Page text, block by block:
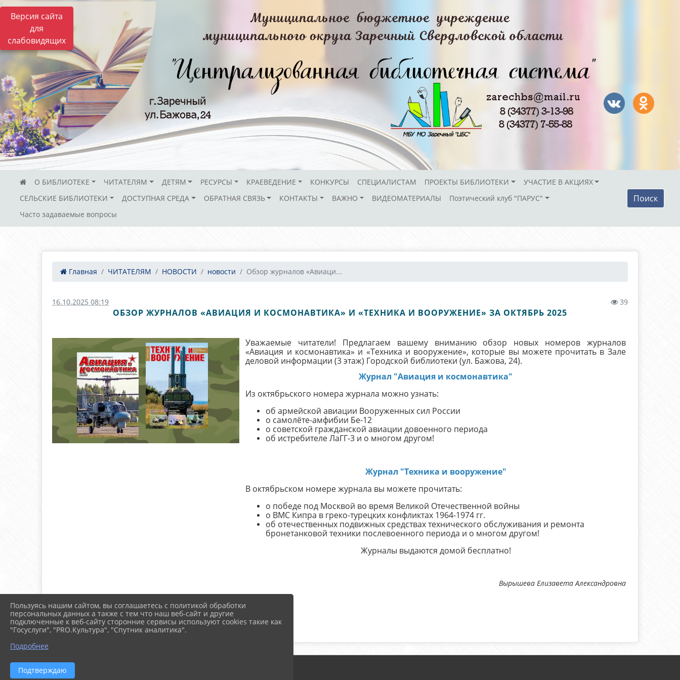
Версия сайта
для
слабовидящих
О БИБЛИОТЕКЕ ЧИТАТЕЛЯМ ДЕТЯМ РЕСУРСЫ КРАЕВЕДЕНИЕ КОНКУРСЫ СПЕЦИАЛИСТАМ ПРОЕКТЫ БИБЛИОТЕКИ
УЧАСТИЕ В АКЦИЯХ
СЕЛЬСКИЕ БИБЛИОТЕКИ
ДОСТУПНАЯ СРЕДА ОБРАТНАЯ СВЯЗЬ КОНТАКТЫ ВАЖНО ВИДЕОМАТЕРИАЛЫ
Поэтический клуб "ПАРУС"
Часто задаваемые вопросы
Поиск
Главная ЧИТАТЕЛЯМ НОВОСТИ новости Обзор журналов «Авиаци...
16.10.2025 08:19 39
ОБЗОР ЖУРНАЛОВ «АВИАЦИЯ И КОСМОНАВТИКА» И «ТЕХНИКА И ВООРУЖЕНИЕ» ЗА ОКТЯБРЬ 2025
Уважаемые читатели! Предлагаем вашему вниманию обзор новых номеров журналов
«Авиация и космонавтика» и «Техника и вооружение», которые вы можете прочитать в Зале
деловой информации (3 этаж) Городской библиотеки (ул. Бажова, 24).
Журнал "Авиация и космонавтика"
Из октябрьского номера журнала можно узнать:
об армейской авиации Вооруженных сил России
о самолёте-амфибии Бе-12
о советской гражданской авиации довоенного периода
об истребителе ЛаГГ-3 и о многом другом!
Журнал "Техника и вооружение"
В октябрьском номере журнала вы можете прочитать:
о победе под Москвой во время Великой Отечественной войны
о ВМС Кипра в греко-турецких конфликтах 1964-1974 гг.
об отечественных подвижных средствах технического обслуживания и ремонта
бронетанковой техники послевоенного периода и о многом другом!
Журналы выдаются домой бесплатно!
Вырышева Елизавета Александровна
Пользуясь нашим сайтом, вы соглашаетесь с политикой обработки
персональных данных а также с тем что наш веб-сайт и другие
подключенные к веб-сайту сторонние сервисы используют cookies такие как
"Госуслуги", "PRO.Культура", "Спутник аналитика".
Подробнее
Подтверждаю